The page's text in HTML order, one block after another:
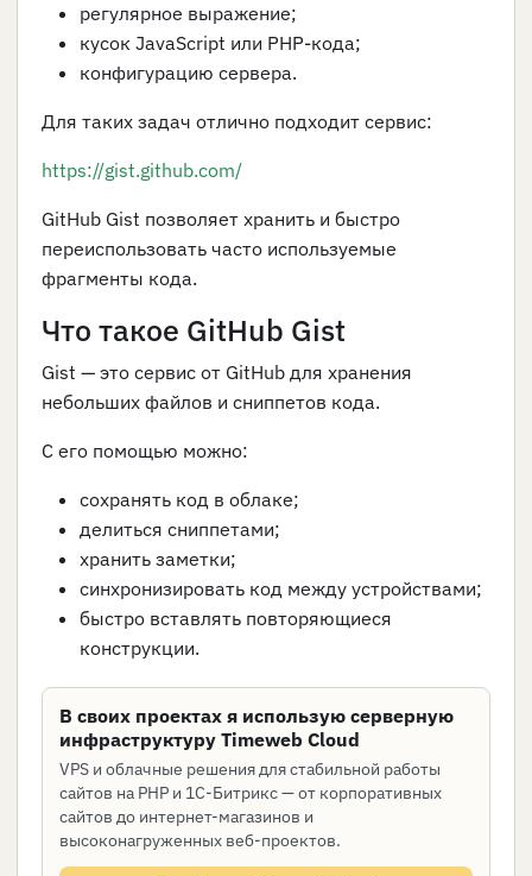
регулярное выражение;
кусок JavaScript или PHP-кода;
конфигурацию сервера.
Для таких задач отлично подходит сервис:
https://gist.github.com/
GitHub Gist позволяет хранить и быстро
переиспользовать часто используемые
фрагменты кода.
Что такое GitHub Gist
Gist — это сервис от GitHub для хранения
небольших файлов и сниппетов кода.
С его помощью можно:
сохранять код в облаке;
делиться сниппетами;
хранить заметки;
синхронизировать код между устройствами;
быстро вставлять повторяющиеся
конструкции.
В своих проектах я использую серверную
инфраструктуру Timeweb Cloud
VPS и облачные решения для стабильной работы
сайтов на PHP и 1С-Битрикс — от корпоративных
сайтов до интернет-магазинов и
высоконагруженных веб-проектов.